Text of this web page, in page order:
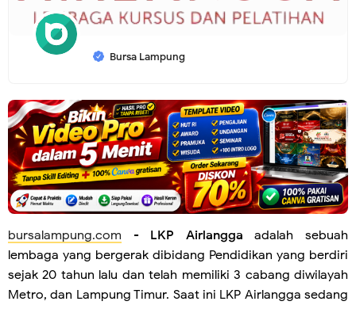
Bursa Lampung
bursalampung.com - LKP Airlangga adalah sebuah
lembaga yang bergerak dibidang Pendidikan yang berdiri
sejak 20 tahun lalu dan telah memiliki 3 cabang diwilayah
Metro, dan Lampung Timur. Saat ini LKP Airlangga sedang